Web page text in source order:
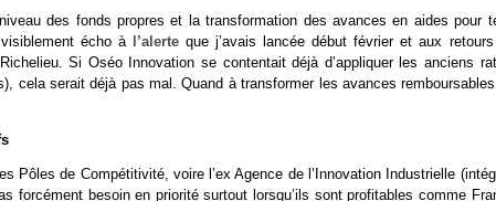
des fonds propres et la transformation des avances en aides pour
écho à
l’alerteque j’avais lancée début février et aux
Si Oséo Innovation se contentait déjà d’appliquer les anciens
cela serait déjà pas mal. Quand à transformer les avances
de Compétitivité, voire l’ex Agence de l’Innovation Industrielle
forcément besoin en priorité surtout lorsqu’ils sont profitables comme